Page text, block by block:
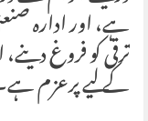
ہے، اور ادارہ
ترقی کو فروغ
کے لیے پرعزم